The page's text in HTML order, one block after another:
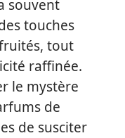
souvent
touches
tout
raffinée.
le mystère
de
de susciter